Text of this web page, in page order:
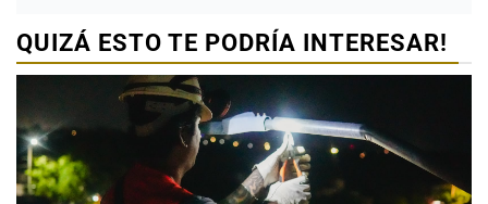
QUIZÁ ESTO TE PODRÍA INTERESAR!